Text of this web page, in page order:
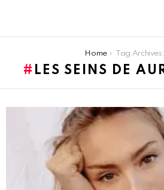
Home Tag Archives: les seins de
LES SEINS DE